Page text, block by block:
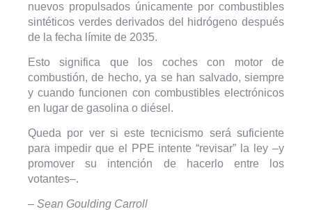
nuevos propulsados ​​únicamente por combustibles
sintéticos verdes derivados del hidrógeno después
de la fecha límite de 2035.
Esto significa que los coches con motor de
combustión, de hecho, ya se han salvado, siempre
y cuando funcionen con combustibles electrónicos
en lugar de gasolina o diésel.
Queda por ver si este tecnicismo será suficiente
para impedir que el PPE intente “revisar” la ley –y
promover su intención de hacerlo entre los
votantes–.
– Sean Goulding Carroll